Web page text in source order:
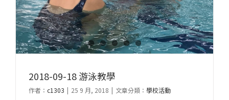
2018-09-18 游泳教學
作者： c1303 | 25 9 月, 2018 | 文章分類： 學校活動